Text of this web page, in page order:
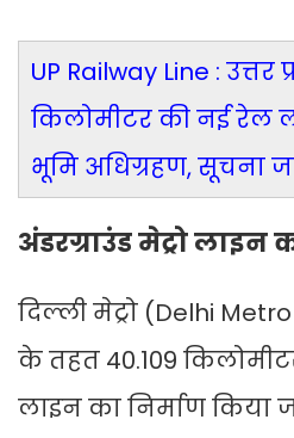
UP Railway Line : उत्तर
किलोमीटर की नई रेल
भूमि अधिग्रहण, सूचना
अंडरग्राउंड मेट्रो लाइन
दिल्ली मेट्रो (Delhi
के तहत 40.109
लाइन का निर्माण किया